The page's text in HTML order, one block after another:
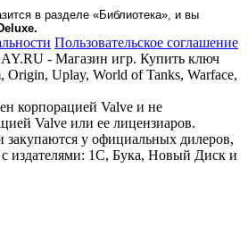
в разделе «Библиотека», и вы
Пользовательское соглашение
- Магазин игр. Купить ключ
Origin, Uplay, World of Tanks, Warface,
корпорацией Valve и не
Valve или ее лицензиаров.
у официальных дилеров,
издателями: 1С, Бука, Новый Диск и